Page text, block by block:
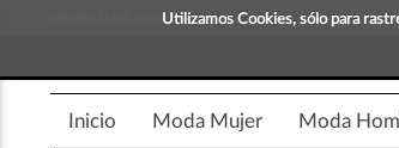
Utilizamos Cookies, sólo para
Inicio Moda Mujer Moda